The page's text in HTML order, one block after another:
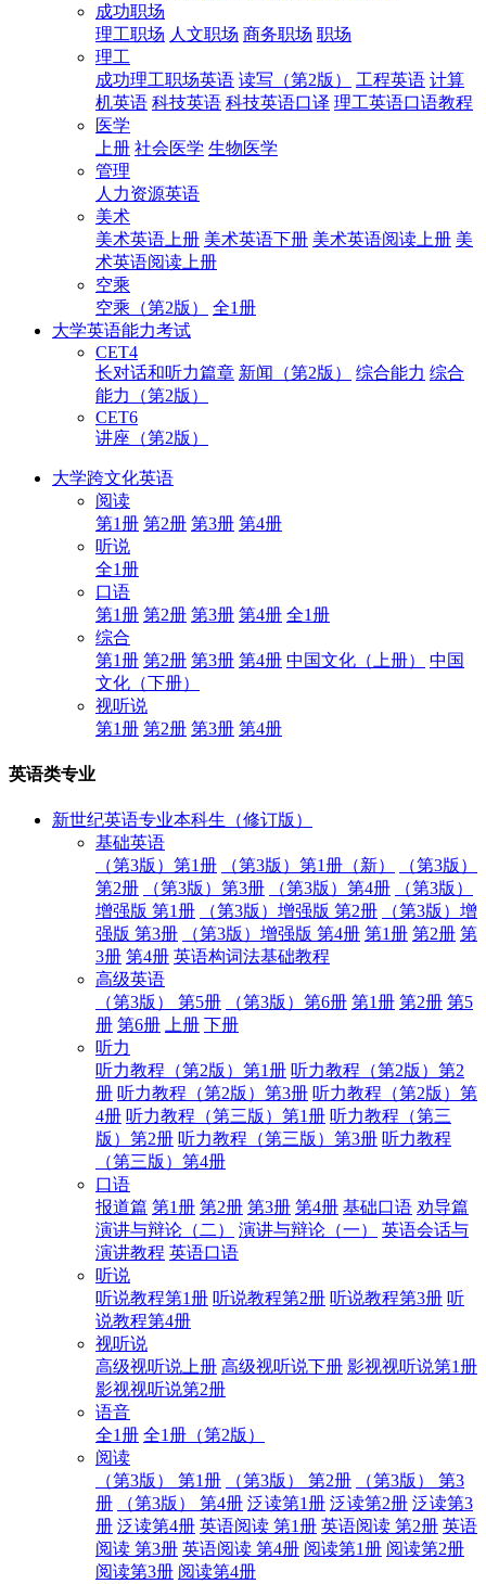
成功职场
理工职场 人文职场 商务职场 职场
理工
成功理工职场英语 读写（第2版） 工程英语 计算
机英语 科技英语 科技英语口译 理工英语口语教程
医学
上册 社会医学 生物医学
管理
人力资源英语
美术
美术英语上册 美术英语下册 美术英语阅读上册 美
术英语阅读上册
空乘
空乘（第2版）
全1册
大学英语能力考试
CET4
长对话和听力篇章 新闻（第2版） 综合能力 综合
能力（第2版）
CET6
讲座（第2版）
大学跨文化英语
阅读
第1册 第2册 第3册 第4册
听说
全1册
口语
第1册 第2册 第3册 第4册 全1册
综合
第1册 第2册 第3册 第4册 中国文化（上册）
中国
文化（下册）
视听说
第1册 第2册 第3册 第4册
英语类专业
新世纪英语专业本科生（修订版）
基础英语
（第3版）第1册
（第3版）第1册（新）
（第3版）
第2册
（第3版）第3册 （第3版）第4册
（第3版）
增强版 第1册
（第3版）增强版 第2册
（第3版）增
强版 第3册
（第3版）增强版 第4册 第1册 第2册 第
3册 第4册 英语构词法基础教程
高级英语
（第3版） 第5册
（第3版）第6册 第1册 第2册 第5
册 第6册 上册 下册
听力
听力教程（第2版）第1册 听力教程（第2版）第2
册 听力教程（第2版）第3册 听力教程（第2版）第
4册 听力教程（第三版）第1册 听力教程（第三
版）第2册 听力教程（第三版）第3册 听力教程
（第三版）第4册
口语
报道篇 第1册 第2册 第3册 第4册 基础口语 劝导篇
演讲与辩论（二）
演讲与辩论（一）
英语会话与
演讲教程 英语口语
听说
听说教程第1册 听说教程第2册 听说教程第3册 听
说教程第4册
视听说
高级视听说上册 高级视听说下册 影视视听说第1册
影视视听说第2册
语音
全1册 全1册（第2版）
阅读
（第3版） 第1册
（第3版） 第2册
（第3版） 第3
册
（第3版） 第4册 泛读第1册 泛读第2册 泛读第3
册 泛读第4册 英语阅读 第1册 英语阅读 第2册 英语
阅读 第3册 英语阅读 第4册 阅读第1册 阅读第2册
阅读第3册 阅读第4册